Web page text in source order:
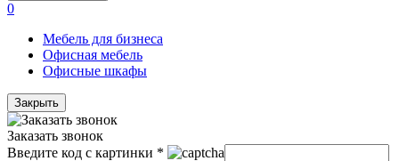
0
Мебель для бизнеса
Офисная мебель
Офисные шкафы
Закрыть
Заказать звонок
Введите код с картинки *